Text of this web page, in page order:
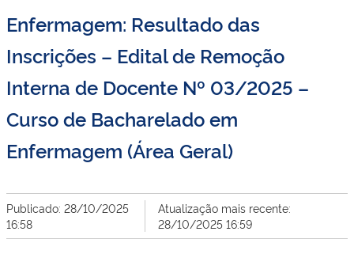
Enfermagem: Resultado das
Inscrições – Edital de Remoção
Interna de Docente Nº 03/2025 –
Curso de Bacharelado em
Enfermagem (Área Geral)
Publicado: 28/10/2025
16:58
Atualização mais recente:
28/10/2025 16:59